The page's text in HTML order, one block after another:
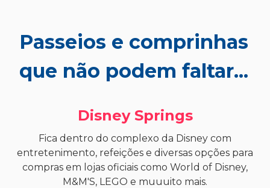
Passeios e comprinhas
que não podem faltar...
Disney Springs
Fica dentro do complexo da Disney com
entretenimento, refeições e diversas opções para
compras em lojas oficiais como World of Disney,
M&M'S, LEGO e muuuito mais.